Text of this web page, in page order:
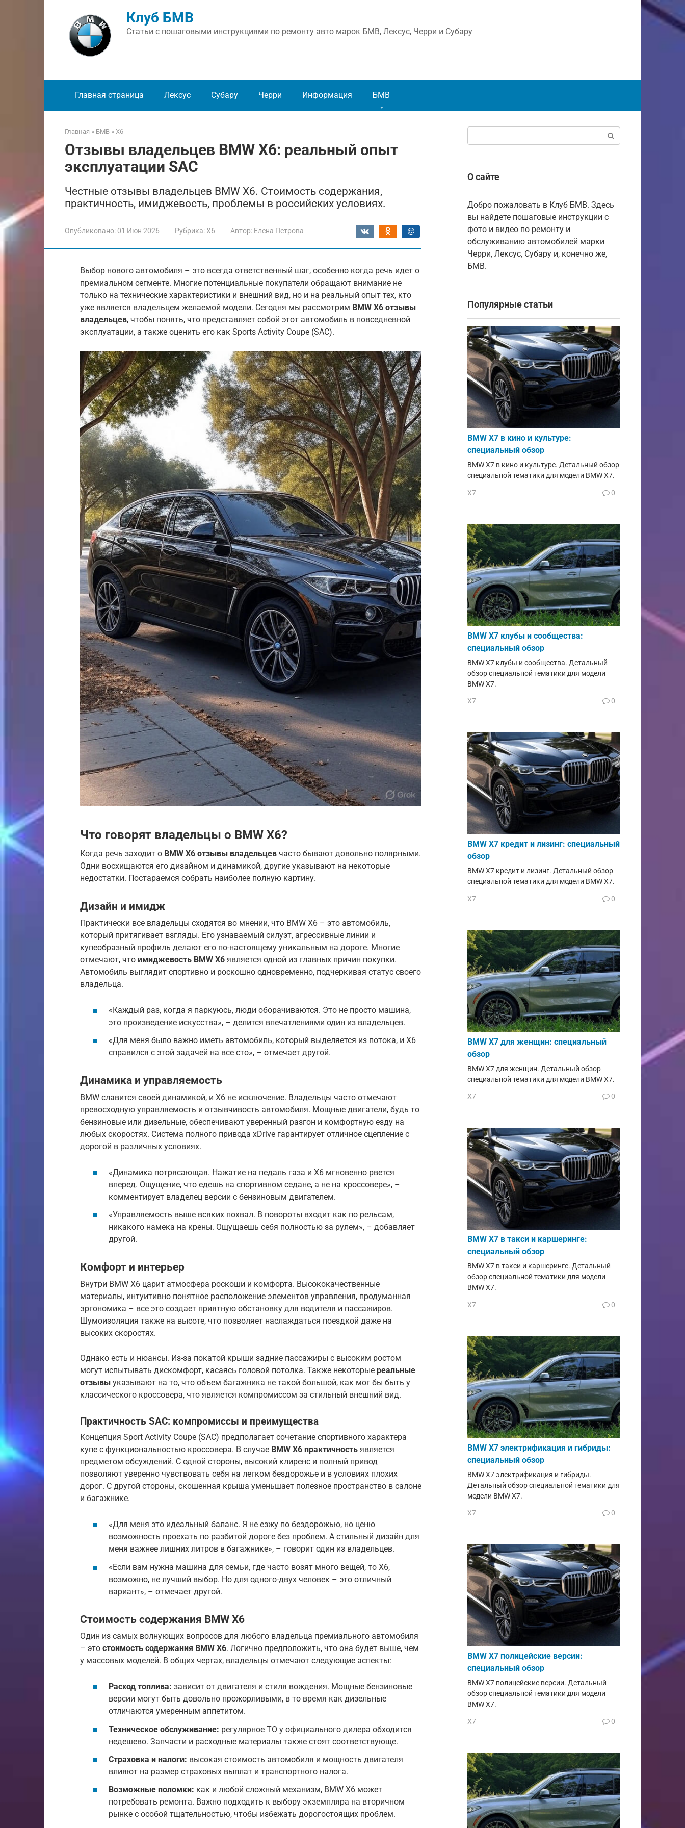
Клуб БМВ
Статьи с пошаговыми инструкциями по ремонту авто марок БМВ, Лексус, Черри и Субару
Главная страница Лексус Субару Черри Информация БМВ
Главная » БМВ » X6
Отзывы владельцев BMW X6: реальный опыт
эксплуатации SAC
Честные отзывы владельцев BMW X6. Стоимость содержания,
практичность, имиджевость, проблемы в российских условиях.
Опубликовано: 01 Июн 2026 Рубрика: X6 Автор: Елена Петрова
Выбор нового автомобиля – это всегда ответственный шаг, особенно когда речь идет о
премиальном сегменте. Многие потенциальные покупатели обращают внимание не
только на технические характеристики и внешний вид, но и на реальный опыт тех, кто
уже является владельцем желаемой модели. Сегодня мы рассмотрим BMW X6 отзывы
владельцев, чтобы понять, что представляет собой этот автомобиль в повседневной
эксплуатации, а также оценить его как Sports Activity Coupe (SAC).
Что говорят владельцы о BMW X6?
Когда речь заходит о BMW X6 отзывы владельцев часто бывают довольно полярными.
Одни восхищаются его дизайном и динамикой, другие указывают на некоторые
недостатки. Постараемся собрать наиболее полную картину.
Дизайн и имидж
Практически все владельцы сходятся во мнении, что BMW X6 – это автомобиль,
который притягивает взгляды. Его узнаваемый силуэт, агрессивные линии и
купеобразный профиль делают его по-настоящему уникальным на дороге. Многие
отмечают, что имиджевость BMW X6 является одной из главных причин покупки.
Автомобиль выглядит спортивно и роскошно одновременно, подчеркивая статус своего
владельца.
«Каждый раз, когда я паркуюсь, люди оборачиваются. Это не просто машина,
это произведение искусства», – делится впечатлениями один из владельцев.
«Для меня было важно иметь автомобиль, который выделяется из потока, и X6
справился с этой задачей на все сто», – отмечает другой.
Динамика и управляемость
BMW славится своей динамикой, и X6 не исключение. Владельцы часто отмечают
превосходную управляемость и отзывчивость автомобиля. Мощные двигатели, будь то
бензиновые или дизельные, обеспечивают уверенный разгон и комфортную езду на
любых скоростях. Система полного привода xDrive гарантирует отличное сцепление с
дорогой в различных условиях.
«Динамика потрясающая. Нажатие на педаль газа и X6 мгновенно рвется
вперед. Ощущение, что едешь на спортивном седане, а не на кроссовере», –
комментирует владелец версии с бензиновым двигателем.
«Управляемость выше всяких похвал. В повороты входит как по рельсам,
никакого намека на крены. Ощущаешь себя полностью за рулем», – добавляет
другой.
Комфорт и интерьер
Внутри BMW X6 царит атмосфера роскоши и комфорта. Высококачественные
материалы, интуитивно понятное расположение элементов управления, продуманная
эргономика – все это создает приятную обстановку для водителя и пассажиров.
Шумоизоляция также на высоте, что позволяет наслаждаться поездкой даже на
высоких скоростях.
Однако есть и нюансы. Из-за покатой крыши задние пассажиры с высоким ростом
могут испытывать дискомфорт, касаясь головой потолка. Также некоторые реальные
отзывы указывают на то, что объем багажника не такой большой, как мог бы быть у
классического кроссовера, что является компромиссом за стильный внешний вид.
Практичность SAC: компромиссы и преимущества
Концепция Sport Activity Coupe (SAC) предполагает сочетание спортивного характера
купе с функциональностью кроссовера. В случае BMW X6 практичность является
предметом обсуждений. С одной стороны, высокий клиренс и полный привод
позволяют уверенно чувствовать себя на легком бездорожье и в условиях плохих
дорог. С другой стороны, скошенная крыша уменьшает полезное пространство в салоне
и багажнике.
«Для меня это идеальный баланс. Я не езжу по бездорожью, но ценю
возможность проехать по разбитой дороге без проблем. А стильный дизайн для
меня важнее лишних литров в багажнике», – говорит один из владельцев.
«Если вам нужна машина для семьи, где часто возят много вещей, то X6,
возможно, не лучший выбор. Но для одного-двух человек – это отличный
вариант», – отмечает другой.
Стоимость содержания BMW X6
Один из самых волнующих вопросов для любого владельца премиального автомобиля
– это стоимость содержания BMW X6. Логично предположить, что она будет выше, чем
у массовых моделей. В общих чертах, владельцы отмечают следующие аспекты:
Расход топлива: зависит от двигателя и стиля вождения. Мощные бензиновые
версии могут быть довольно прожорливыми, в то время как дизельные
отличаются умеренным аппетитом.
Техническое обслуживание: регулярное ТО у официального дилера обходится
недешево. Запчасти и расходные материалы также стоят соответствующе.
Страховка и налоги: высокая стоимость автомобиля и мощность двигателя
влияют на размер страховых выплат и транспортного налога.
Возможные поломки: как и любой сложный механизм, BMW X6 может
потребовать ремонта. Важно подходить к выбору экземпляра на вторичном
рынке с особой тщательностью, чтобы избежать дорогостоящих проблем.
О сайте
Добро пожаловать в Клуб БМВ. Здесь
вы найдете пошаговые инструкции с
фото и видео по ремонту и
обслуживанию автомобилей марки
Черри, Лексус, Субару и, конечно же,
БМВ.
Популярные статьи
BMW X7 в кино и культуре:
специальный обзор
BMW X7 в кино и культуре. Детальный обзор
специальной тематики для модели BMW X7.
X7 0
BMW X7 клубы и сообщества:
специальный обзор
BMW X7 клубы и сообщества. Детальный
обзор специальной тематики для модели
BMW X7.
X7 0
BMW X7 кредит и лизинг: специальный
обзор
BMW X7 кредит и лизинг. Детальный обзор
специальной тематики для модели BMW X7.
X7 0
BMW X7 для женщин: специальный
обзор
BMW X7 для женщин. Детальный обзор
специальной тематики для модели BMW X7.
X7 0
BMW X7 в такси и каршеринге:
специальный обзор
BMW X7 в такси и каршеринге. Детальный
обзор специальной тематики для модели
BMW X7.
X7 0
BMW X7 электрификация и гибриды:
специальный обзор
BMW X7 электрификация и гибриды.
Детальный обзор специальной тематики для
модели BMW X7.
X7 0
BMW X7 полицейские версии:
специальный обзор
BMW X7 полицейские версии. Детальный
обзор специальной тематики для модели
BMW X7.
X7 0